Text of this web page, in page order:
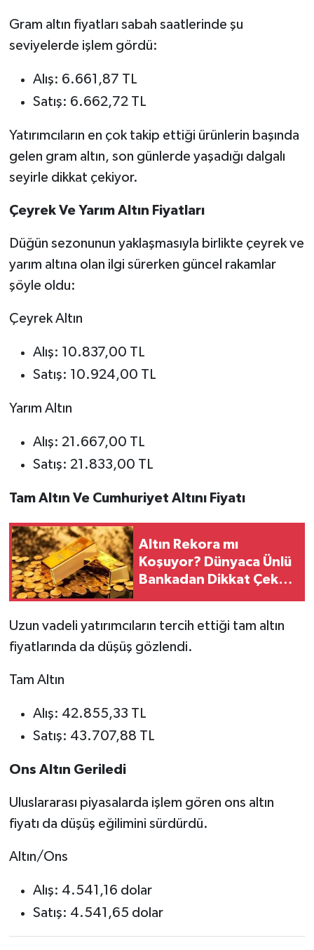
Gram altın fiyatları sabah saatlerinde şu
seviyelerde işlem gördü:
Alış: 6.661,87 TL
Satış: 6.662,72 TL
Yatırımcıların en çok takip ettiği ürünlerin başında
gelen gram altın, son günlerde yaşadığı dalgalı
seyirle dikkat çekiyor.
Çeyrek Ve Yarım Altın Fiyatları
Düğün sezonunun yaklaşmasıyla birlikte çeyrek ve
yarım altına olan ilgi sürerken güncel rakamlar
şöyle oldu:
Çeyrek Altın
Alış: 10.837,00 TL
Satış: 10.924,00 TL
Yarım Altın
Alış: 21.667,00 TL
Satış: 21.833,00 TL
Tam Altın Ve Cumhuriyet Altını Fiyatı
Altın Rekora mı
Koşuyor? Dünyaca Ünlü
Bankadan Dikkat Çeken
Uzun vadeli yatırımcıların tercih ettiği tam altın
fiyatlarında da düşüş gözlendi.
Tam Altın
Alış: 42.855,33 TL
Satış: 43.707,88 TL
Ons Altın Geriledi
Uluslararası piyasalarda işlem gören ons altın
fiyatı da düşüş eğilimini sürdürdü.
Altın/Ons
Alış: 4.541,16 dolar
Satış: 4.541,65 dolar